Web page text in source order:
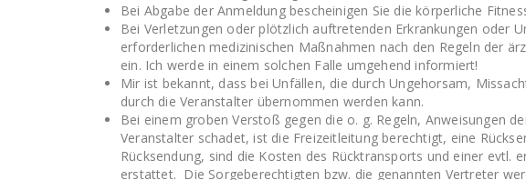
Bei Abgabe der Anmeldung bescheinigen Sie die körperliche
Bei Verletzungen oder plötzlich auftretenden Erkrankungen oder
erforderlichen medizinischen Maßnahmen nach den Regeln der
ein. Ich werde in einem solchen Falle umgehend informiert!
Mir ist bekannt, dass bei Unfällen, die durch Ungehorsam,
durch die Veranstalter übernommen werden kann.
Bei einem groben Verstoß gegen die o. g. Regeln, Anweisungen
Veranstalter schadet, ist die Freizeitleitung berechtigt, eine
Rücksendung, sind die Kosten des Rücktransports und einer
erstattet. Die Sorgeberechtigten bzw. die genannten Vertreter